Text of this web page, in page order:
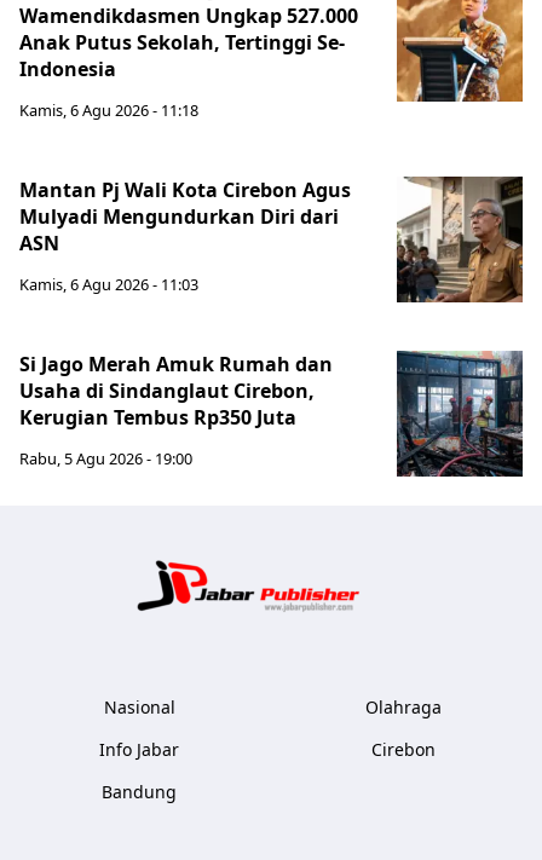
Wamendikdasmen Ungkap 527.000
Anak Putus Sekolah, Tertinggi Se-
Indonesia
Kamis, 6 Agu 2026 - 11:18
Mantan Pj Wali Kota Cirebon Agus
Mulyadi Mengundurkan Diri dari
ASN
Kamis, 6 Agu 2026 - 11:03
Si Jago Merah Amuk Rumah dan
Usaha di Sindanglaut Cirebon,
Kerugian Tembus Rp350 Juta
Rabu, 5 Agu 2026 - 19:00
Nasional
Info Jabar
Bandung
Olahraga
Cirebon